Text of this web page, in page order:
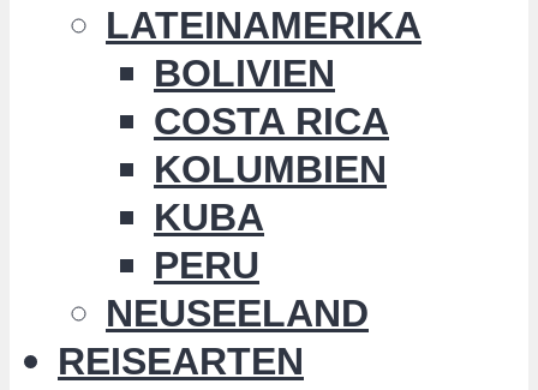
LATEINAMERIKA
BOLIVIEN
COSTA RICA
KOLUMBIEN
KUBA
PERU
NEUSEELAND
REISEARTEN